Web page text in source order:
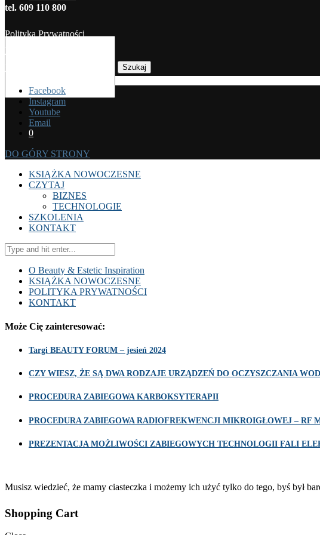
Szukaj
0
tel. 609 110 800
Polityka Prywatności
Regulamin sprzedaży
Koszty dostawy
Facebook
Instagram
Youtube
Email
DO GÓRY STRONY
KSIĄŻKA NOWOCZESNE
CZYTAJ
BIZNES
TECHNOLOGIE
SZKOLENIA
KONTAKT
O Beauty & Estetic Inspiration
KSIĄŻKA NOWOCZESNE
POLITYKA PRYWATNOŚCI
KONTAKT
Może Cię zainteresować:
Targi BEAUTY FORUM – jesień 2024
CZY WIESZ, ŻE SĄ DWA RODZAJE URZĄDZEŃ DO OCZYSZCZANIA
PROCEDURA ZABIEGOWA KARBOKSYTERAPII
PROCEDURA ZABIEGOWA RADIOFREKWENCJI MIKROIGŁOWEJ – RF
PREZENTACJA MOŻLIWOŚCI ZABIEGOWYCH TECHNOLOGII FALI
Musisz wiedzieć, że mamy ciasteczka i możemy ich użyć tylko do tego, byś był
Shopping Cart